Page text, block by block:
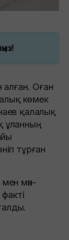
Оған
көмек
қалалық
ұланның
тұрған
мән-